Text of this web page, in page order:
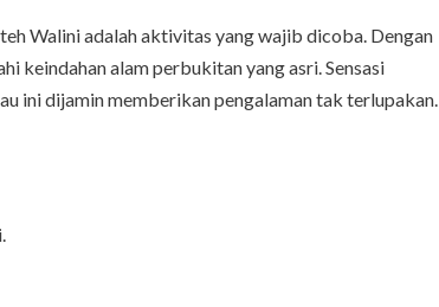
Walini adalah aktivitas yang wajib dicoba. Dengan
keindahan alam perbukitan yang asri. Sensasi
ini dijamin memberikan pengalaman tak terlupakan.